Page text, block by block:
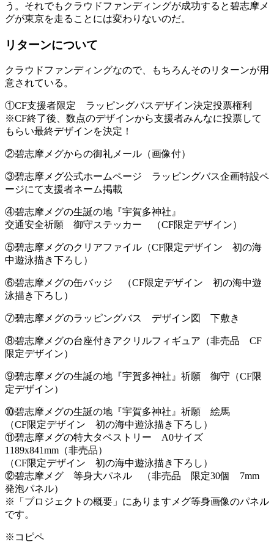
う。それでもクラウドファンディングが成功すると碧志摩メ
グが東京を走ることには変わりないのだ。
リターンについて
クラウドファンディングなので、もちろんそのリターンが用
意されている。
①CF支援者限定 ラッピングバスデザイン決定投票権利
※CF終了後、数点のデザインから支援者みんなに投票して
もらい最終デザインを決定！
②碧志摩メグからの御礼メール（画像付）
③碧志摩メグ公式ホームページ ラッピングバス企画特設ペ
ージにて支援者ネーム掲載
④碧志摩メグの生誕の地『宇賀多神社』
交通安全祈願 御守ステッカー （CF限定デザイン）
⑤碧志摩メグのクリアファイル（CF限定デザイン 初の海
中遊泳描き下ろし）
⑥碧志摩メグの缶バッジ （CF限定デザイン 初の海中遊
泳描き下ろし）
⑦碧志摩メグのラッピングバス デザイン図 下敷き
⑧碧志摩メグの台座付きアクリルフィギュア（非売品 CF
限定デザイン）
⑨碧志摩メグの生誕の地『宇賀多神社』祈願 御守（CF限
定デザイン）
⑩碧志摩メグの生誕の地『宇賀多神社』祈願 絵馬
（CF限定デザイン 初の海中遊泳描き下ろし）
⑪碧志摩メグの特大タペストリー A0サイズ
1189x841mm（非売品）
（CF限定デザイン 初の海中遊泳描き下ろし）
⑫碧志摩メグ 等身大パネル （非売品 限定30個 7mm
発泡パネル）
※「プロジェクトの概要」にありますメグ等身画像のパネル
です。
※コピペ